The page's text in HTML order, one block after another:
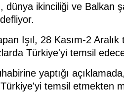
dünya ikinciliği ve Balkan
Işıl, 28 Kasım-2 Aralık
Türkiye'yi temsil
yaptığı
temsil etmekten